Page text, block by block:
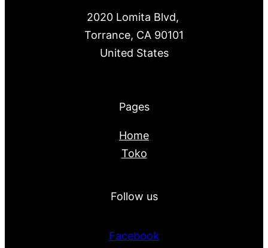
2020 Lomita Blvd,
Torrance, CA 90101
United States
Pages
Home
Toko
Follow us
Facebook